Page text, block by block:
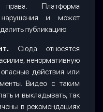
Платформа
нарушения и может
публикацию.
Сюда относятся
ненормативную
действия или
Видео с таким
и выкладывать, так
в рекомендациях